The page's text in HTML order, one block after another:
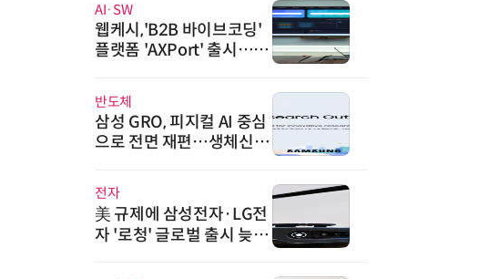
AI·SW
웹케시,'B2B 바이브코딩'
플랫폼 'AXPort' 출시…A
반도체
삼성 GRO, 피지컬 AI 중심
으로 전면 재편…생체신호
전자
美 규제에 삼성전자·LG전
자 '로청' 글로벌 출시 늦춘